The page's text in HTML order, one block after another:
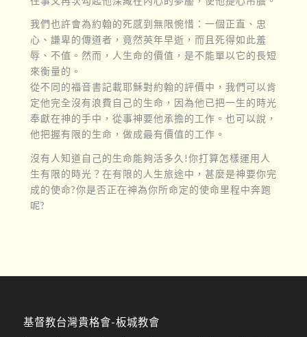
我們也許會為約翰的死感到無限惋惜：一個正直、忠
心、謙卑的傳道者，竟然英年早逝，而且死得如此羞
辱、不值。然而，人生命的價值，是不能單以它的長短
來衡量的。
從不同的福音書記載耶穌對約翰的評價中，我們可以肯
定他完全沒有浪費自己的生命，因為他已把一生的時光
奉獻在神的手中，從事神要他承擔的工作。也可以說，
他把握有限的生命，做成最有價值的工作。
沒有人知道自己的生命能夠活多久!你打算怎樣運用人
生有限的時光？在有限的人生旅途中，甚麼是神要你完
成的使命?你是否正在神為你所命定的使命里程中奔跑
呢?
基督教台灣貴格會-板城教會